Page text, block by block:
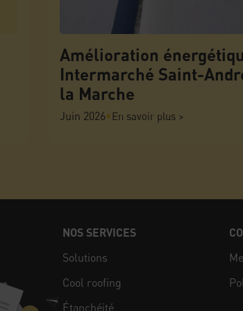
Amélioration
Intermarché Saint-
la Marche
Juin 2026•En savoir plus >
NOS SERVICES
Solutions
Cool roofing
Étanchéité